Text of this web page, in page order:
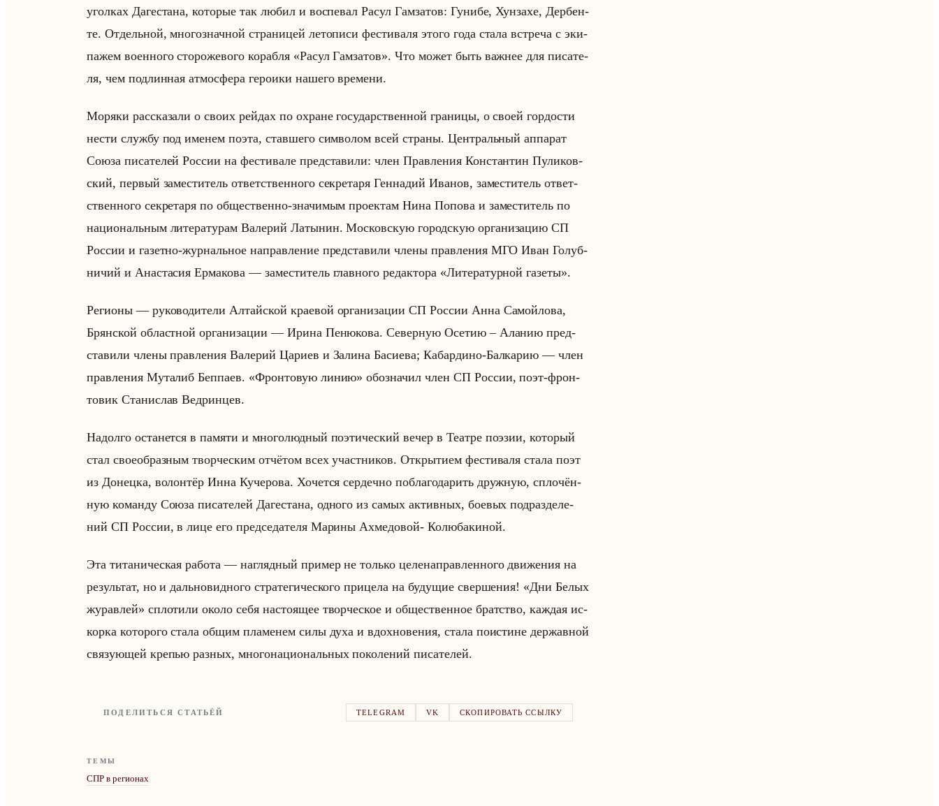
угол­ках Да­ге­ста­на, ко­то­рые так любил и вос­пе­вал Расул Гам­за­тов: Гу­ни­бе, Хун­за­хе, Дер­бен­
те. От­дельной, мно­го­знач­ной стра­ни­цей ле­то­пи­си фе­сти­ва­ля этого года стала встре­ча с эки­
па­жем во­ен­но­го сто­ро­же­во­го ко­раб­ля «Расул Гамзатов». Что может быть важ­нее для пи­са­те­
ля, чем под­лин­ная ат­мо­сфе­ра ге­ро­ики на­ше­го вре­ме­ни.
Мо­ря­ки рас­ска­за­ли о своих рейдах по охране го­су­дар­ствен­ной гра­ни­цы, о своей гор­до­сти
нести служ­бу под име­нем поэта, став­ше­го сим­во­лом всей стра­ны. Цен­тральный ап­па­рат
Союза пи­са­те­лей Рос­сии на фе­сти­ва­ле пред­ста­ви­ли: член Прав­ле­ния Кон­стан­тин Пу­ли­ков­
ский, пер­вый за­ме­сти­тель от­вет­ствен­но­го сек­ре­та­ря Ген­на­дий Ива­нов, за­ме­сти­тель от­вет­
ствен­но­го сек­ре­та­ря по об­ще­ствен­но-зна­чи­мым про­ек­там Нина По­по­ва и за­ме­сти­тель по
на­ци­ональным ли­те­ра­ту­рам Ва­ле­рий Ла­ты­нин. Мос­ков­скую го­род­скую ор­га­ни­за­цию СП
Рос­сии и га­зет­но-жур­нальное на­прав­ле­ние пред­ста­ви­ли члены прав­ле­ния МГО Иван Го­луб­
ни­чий и Ана­ста­сия Ер­ма­ко­ва — за­ме­сти­тель глав­но­го ре­дак­то­ра «Литературной газеты».
Ре­ги­оны — ру­ко­во­ди­те­ли Ал­тайской кра­евой ор­га­ни­за­ции СП Рос­сии Анна Са­мойло­ва,
Брян­ской об­ласт­ной ор­га­ни­за­ции — Ирина Пе­ню­ко­ва. Се­вер­ную Осе­тию – Ала­нию пред­
ста­ви­ли члены прав­ле­ния Ва­ле­рий Ца­ри­ев и За­ли­на Ба­си­ева; Ка­бар­ди­но-Бал­ка­рию — член
прав­ле­ния Му­та­либ Беп­па­ев. «Фронтовую линию» обо­зна­чил член СП Рос­сии, поэт-фрон­
то­вик Ста­ни­слав Вед­рин­цев.
На­дол­го оста­нет­ся в па­мя­ти и мно­го­люд­ный по­эти­че­ский вечер в Те­ат­ре по­эзии, ко­то­рый
стал свое­об­раз­ным твор­че­ским от­чё­том всех участ­ни­ков. От­кры­ти­ем фе­сти­ва­ля стала поэт
из До­нец­ка, во­лон­тёр Инна Ку­че­ро­ва. Хо­чет­ся сер­деч­но по­бла­го­да­рить друж­ную, спло­чён­
ную ко­ман­ду Союза пи­са­те­лей Да­ге­ста­на, од­но­го из самых ак­тив­ных, бо­евых под­раз­де­ле­
ний СП Рос­сии, в лице его пред­се­да­те­ля Ма­ри­ны Ах­ме­до­вой- Ко­лю­ба­ки­ной.
Эта ти­та­ни­че­ская ра­бо­та — на­гляд­ный при­мер не только це­ле­на­прав­лен­но­го дви­же­ния на
ре­зультат, но и дально­вид­но­го стра­те­ги­че­ско­го при­це­ла на бу­ду­щие свер­ше­ния! «Дни Белых
журавлей» спло­ти­ли около себя на­сто­ящее твор­че­ское и об­ще­ствен­ное брат­ство, каж­дая ис­
кор­ка ко­то­ро­го стала общим пла­ме­нем силы духа и вдох­но­ве­ния, стала по­ист­ине дер­жав­ной
свя­зу­ющей кре­пью раз­ных, мно­го­на­ци­ональных по­ко­ле­ний пи­са­те­лей.
ПОДЕЛИТЬСЯ СТАТЬЁЙ TELEGRAM VK СКОПИРОВАТЬ ССЫЛКУ
ТЕМЫ
СПР в регионах